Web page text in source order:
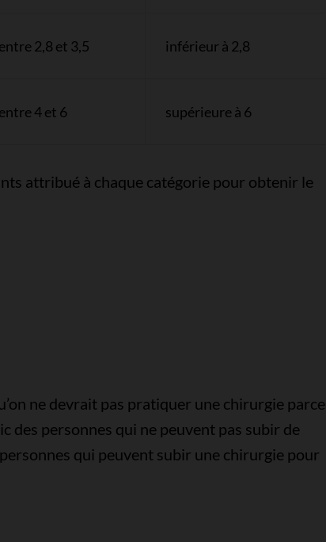
entre 2,8 et 3,5 inférieur à 2,8
entre 4 et 6 supérieure à 6
attribué à chaque catégorie pour obtenir le
ne devrait pas pratiquer une chirurgie parce
des personnes qui ne peuvent pas subir de
qui peuvent subir une chirurgie pour